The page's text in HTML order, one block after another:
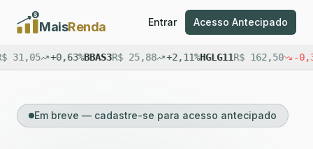
MaisRenda Entrar Acesso Antecipado
BBAS3R$25,88 +2,11%HGLG11R$162,50 -0,31%XPML11
Em breve — cadastre-se para acesso antecipado